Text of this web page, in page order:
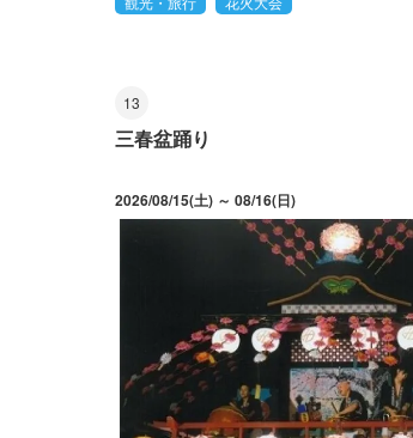
13
三春盆踊り
2026/08/15(土) ～ 08/16(日)